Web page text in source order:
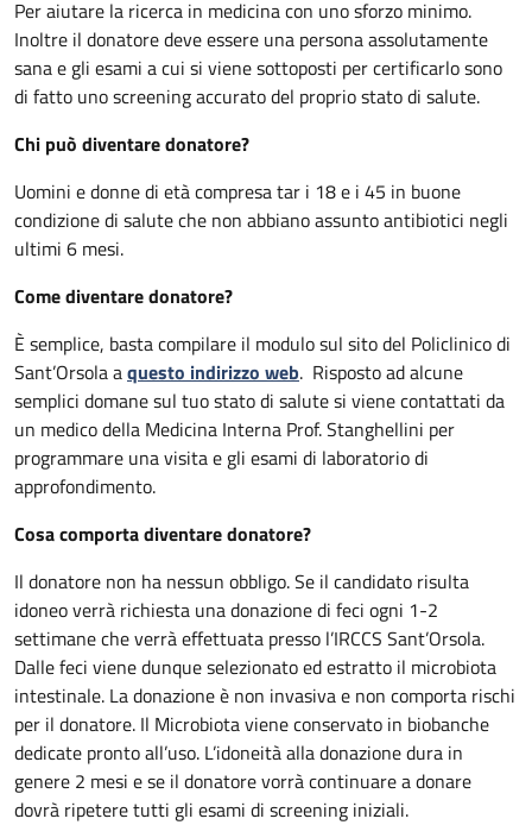
Per aiutare la ricerca in medicina con uno sforzo minimo.
Inoltre il donatore deve essere una persona assolutamente
sana e gli esami a cui si viene sottoposti per certificarlo sono
di fatto uno screening accurato del proprio stato di salute.
Chi può diventare donatore?
Uomini e donne di età compresa tar i 18 e i 45 in buone
condizione di salute che non abbiano assunto antibiotici negli
ultimi 6 mesi.
Come diventare donatore?
È semplice, basta compilare il modulo sul sito del Policlinico di
Sant’Orsola aquesto indirizzo web. Risposto ad alcune
semplici domane sul tuo stato di salute si viene contattati da
un medico della Medicina Interna Prof. Stanghellini per
programmare una visita e gli esami di laboratorio di
approfondimento.
Cosa comporta diventare donatore?
Il donatore non ha nessun obbligo. Se il candidato risulta
idoneo verrà richiesta una donazione di feci ogni 1-2
settimane che verrà effettuata presso l’IRCCS Sant’Orsola.
Dalle feci viene dunque selezionato ed estratto il microbiota
intestinale. La donazione è non invasiva e non comporta rischi
per il donatore. Il Microbiota viene conservato in biobanche
dedicate pronto all’uso. L’idoneità alla donazione dura in
genere 2 mesi e se il donatore vorrà continuare a donare
dovrà ripetere tutti gli esami di screening iniziali.